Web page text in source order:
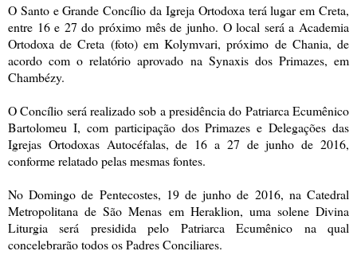
O Santo e Grande Concílio da Igreja Ortodoxa terá lugar em Creta,
entre 16 e 27 do próximo mês de junho. O local será a Academia
Ortodoxa de Creta (foto) em Kolymvari, próximo de Chania, de
acordo com o relatório aprovado na Synaxis dos Primazes, em
Chambézy.
O Concílio será realizado sob a presidência do Patriarca Ecumênico
Bartolomeu I, com participação dos Primazes e Delegações das
Igrejas Ortodoxas Autocéfalas, de 16 a 27 de junho de 2016,
conforme relatado pelas mesmas fontes.
No Domingo de Pentecostes, 19 de junho de 2016, na Catedral
Metropolitana de São Menas em Heraklion, uma solene Divina
Liturgia será presidida pelo Patriarca Ecumênico na qual
concelebrarão todos os Padres Conciliares.